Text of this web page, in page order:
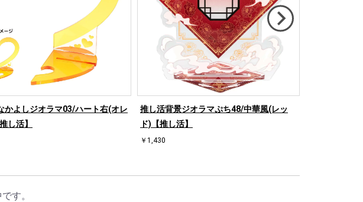
かよしジオラマ03/ハート右(オレ
し活】
推し活背景ジオラマぷち48/中華風(レッ
ド)【推し活】
￥1,430
す。